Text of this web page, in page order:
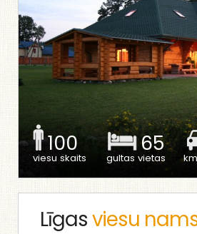
100
viesu skaits
65
gultas vietas
Līgasviesu